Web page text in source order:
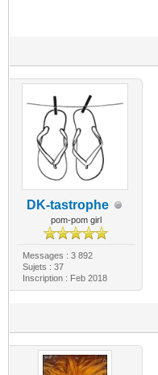
DK-tastrophe
pom-pom girl
Messages : 3 892
Sujets : 37
Inscription : Feb 2018